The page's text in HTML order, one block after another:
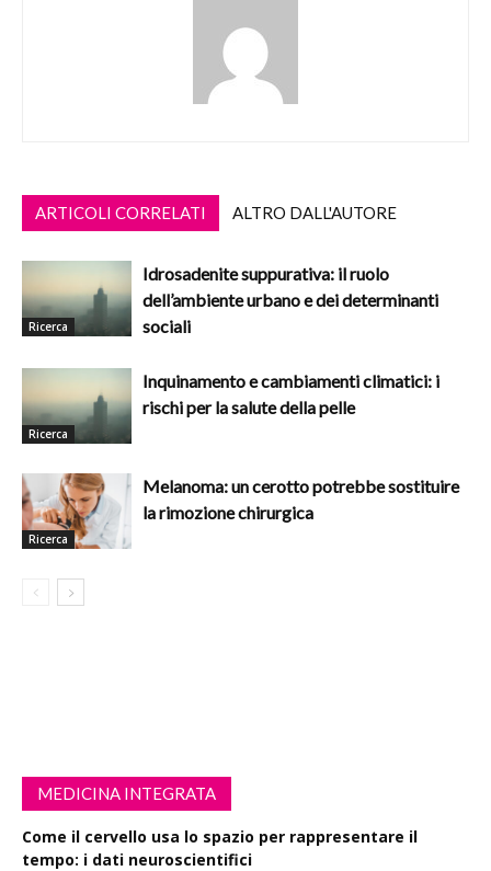
ARTICOLI CORRELATI ALTRO DALL'AUTORE
Ricerca
Idrosadenite suppurativa: il ruolo
dell’ambiente urbano e dei determinanti
sociali
Ricerca
Inquinamento e cambiamenti climatici: i
rischi per la salute della pelle
Ricerca
Melanoma: un cerotto potrebbe sostituire
la rimozione chirurgica
MEDICINA INTEGRATA
Come il cervello usa lo spazio per rappresentare il
tempo: i dati neuroscientifici